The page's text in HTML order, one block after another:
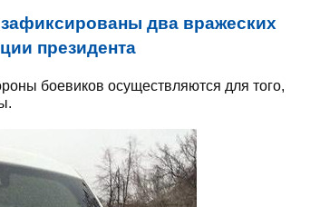
два вражеских
президента
боевиков осуществляются для того,